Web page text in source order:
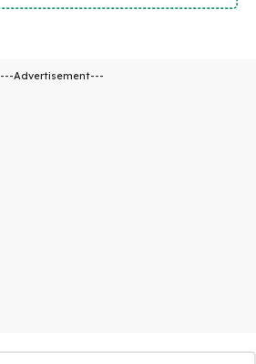
---Advertisement---